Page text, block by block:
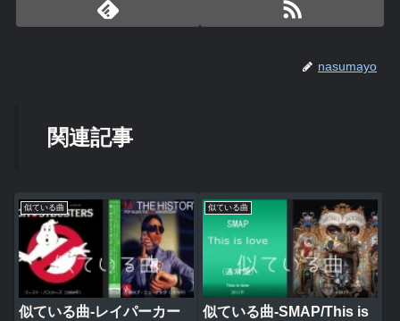
nasumayo
関連記事
似ている曲
似ている曲-レイパーカー
似ている曲
似ている曲-SMAP/This is